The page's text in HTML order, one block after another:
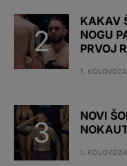
KAKAV
NOGU
PRVOJ
1.
NOVI
1.